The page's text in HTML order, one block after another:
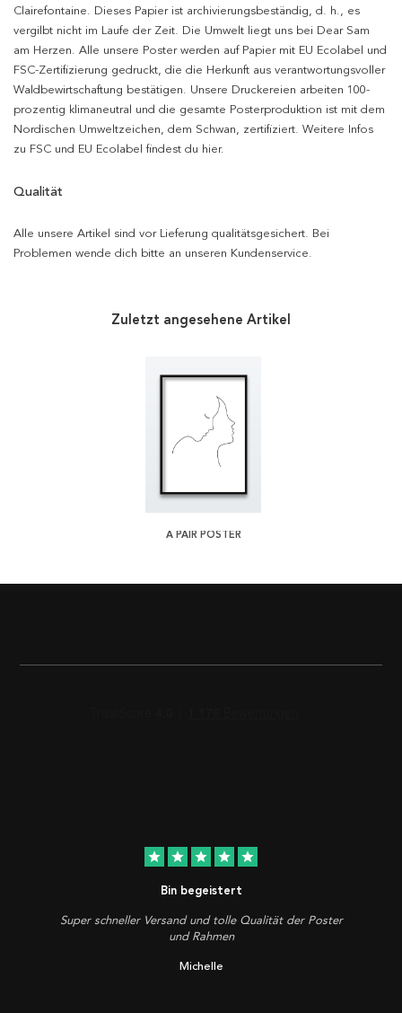
Clairefontaine. Dieses Papier ist archivierungsbeständig, d. h., es
vergilbt nicht im Laufe der Zeit. Die Umwelt liegt uns bei Dear Sam
am Herzen. Alle unsere Poster werden auf Papier mit EU Ecolabel und
FSC-Zertifizierung gedruckt, die die Herkunft aus verantwortungsvoller
Waldbewirtschaftung bestätigen. Unsere Druckereien arbeiten 100-
prozentig klimaneutral und die gesamte Posterproduktion ist mit dem
Nordischen Umweltzeichen, dem Schwan, zertifiziert. Weitere Infos
zu FSC und EU Ecolabel findest du hier.
Qualität
Alle unsere Artikel sind vor Lieferung qualitätsgesichert. Bei
Problemen wende dich bitte an unseren Kundenservice.
Zuletzt angesehene Artikel
A PAIR POSTER
star star star star star
Bin begeistert
Super schneller Versand und tolle Qualität der Poster
und Rahmen
Michelle